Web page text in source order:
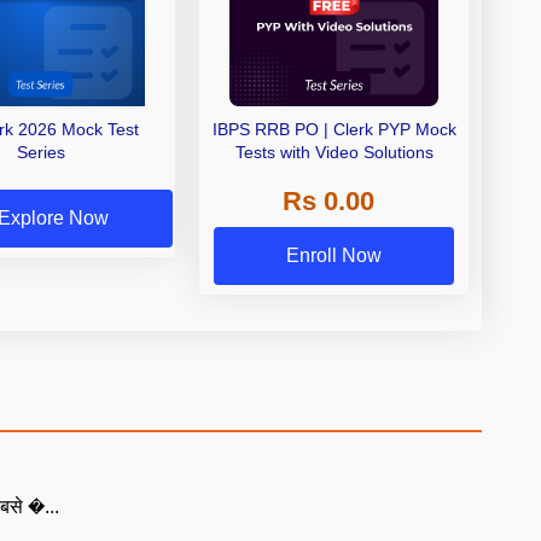
2026 Mock Test
Series
Explore Now
IBPS RRB PO | Clerk PYP Mock
Tests with Video Solutions
Rs 0.00
Enroll Now
�...